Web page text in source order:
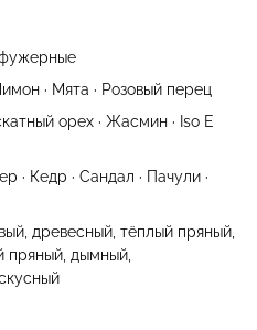
· Мята · Розовый перец
орех · Жасмин · Iso E
· Кедр · Сандал · Пачули ·
древесный, тёплый пряный,
дымный,